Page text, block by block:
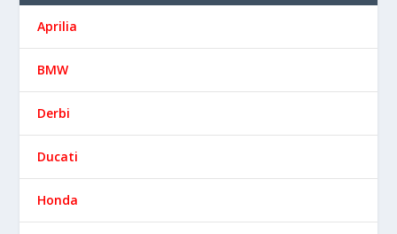
Aprilia
BMW
Derbi
Ducati
Honda